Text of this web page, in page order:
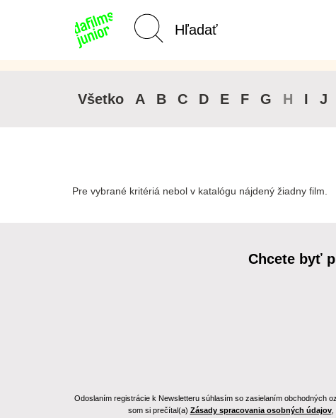
Domov
Kategórie Junior
Všetko A B C D E F G H I J
Pre vybrané kritériá nebol v katalógu nájdený žiadny film.
Chcete byť
Odoslaním registrácie k Newsletteru súhlasím so zasielaním obchodných
som si prečítal(a) Zásady spracovania osobných údajov,